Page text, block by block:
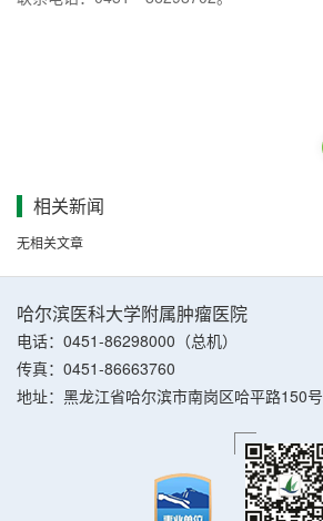
相关新闻
无相关文章
哈尔滨医科大学附属肿瘤医院
电话：0451-86298000（总机）
传真：0451-86663760
地址：黑龙江省哈尔滨市南岗区哈平路150号